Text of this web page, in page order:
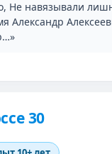
Не навязывали
Александр
30